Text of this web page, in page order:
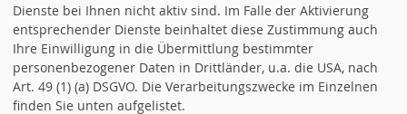
Nachrichten aus
Baden.Württemberg
kirk.unaone.net | Kundenmenü
Dienste bei Ihnen nicht aktiv sind. Im Falle der Aktivierung
entsprechender Dienste beinhaltet diese Zustimmung auch
Ihre Einwilligung in die Übermittlung bestimmter
personenbezogener Daten in Drittländer, u.a. die USA, nach
Art. 49 (1) (a) DSGVO. Die Verarbeitungszwecke im Einzelnen
finden Sie unten aufgelistet.